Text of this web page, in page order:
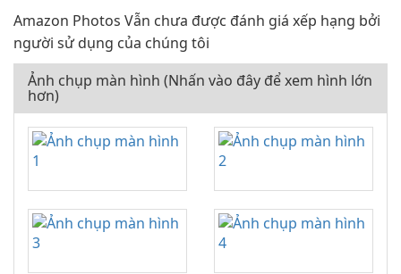
Amazon Photos Vẫn chưa được đánh giá xếp hạng bởi
người sử dụng của chúng tôi
Ảnh chụp màn hình (Nhấn vào đây để xem hình lớn
hơn)